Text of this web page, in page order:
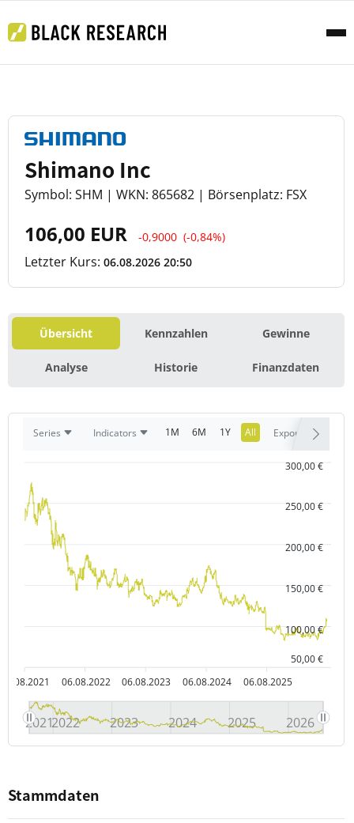
Shimano Inc
Symbol: SHM | WKN: 865682 | Börsenplatz: FSX
106,00 EUR -0,9000 (-0,84%)
Letzter Kurs: 06.08.2026 20:50
Übersicht Kennzahlen Gewinne
Analyse Historie Finanzdaten
Series Indicators 1M 6M 1Y All Export
06.08.2021 06.08.2022 06.08.2023 06.08.2024 06.08.2025
50,00 €
100,00 €
150,00 €
200,00 €
250,00 €
300,00 €
20212022 2023 2024 2025 2026
Stammdaten